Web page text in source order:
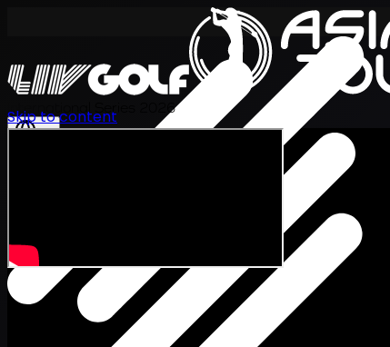
International Series 2026
Skip to content